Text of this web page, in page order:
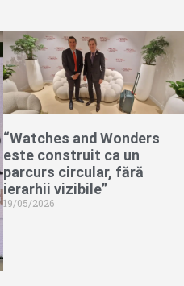
“Watches and Wonders
este construit ca un
parcurs circular, fără
ierarhii vizibile”
19/05/2026